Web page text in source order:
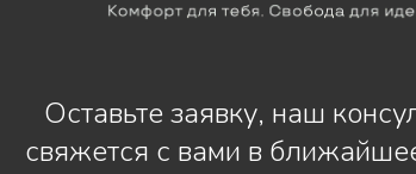
Оставьте заявку, наш
свяжется с вами в